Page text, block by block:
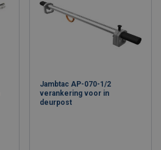
Jambtac AP-070-1/2
verankering voor in
deurpost